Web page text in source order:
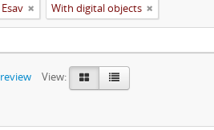
With digital objects
View: